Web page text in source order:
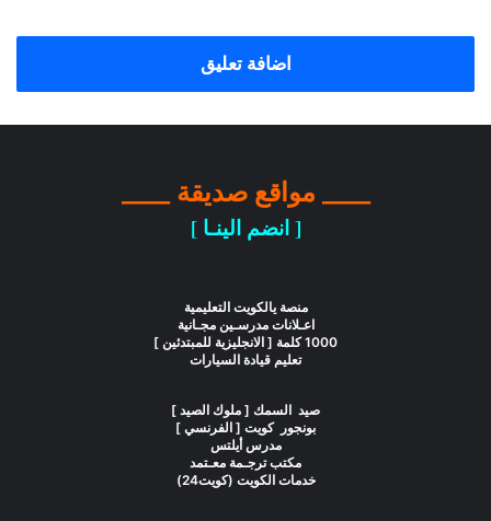
اضافة تعليق
____ مواقع صديقة ____
[ انضم الينـا ]
منصة يالكويت التعليمية
اعـلانات مدرسـين مجـانية
1000 كلمة [ الانجليزية للمبتدئين ]
تعليم قيادة السيارات
صيد السمك [ ملوك الصيد ]
بونجور كويت [ الفرنسي ]
مدرس أيلتس
مكتب ترجـمة معـتمد
خدمات الكويت (كويت24)